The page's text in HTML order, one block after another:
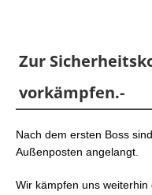
Zur
vorkämpfen.-
Nach dem ersten Boss
Außenposten angelangt.
Wir kämpfen uns